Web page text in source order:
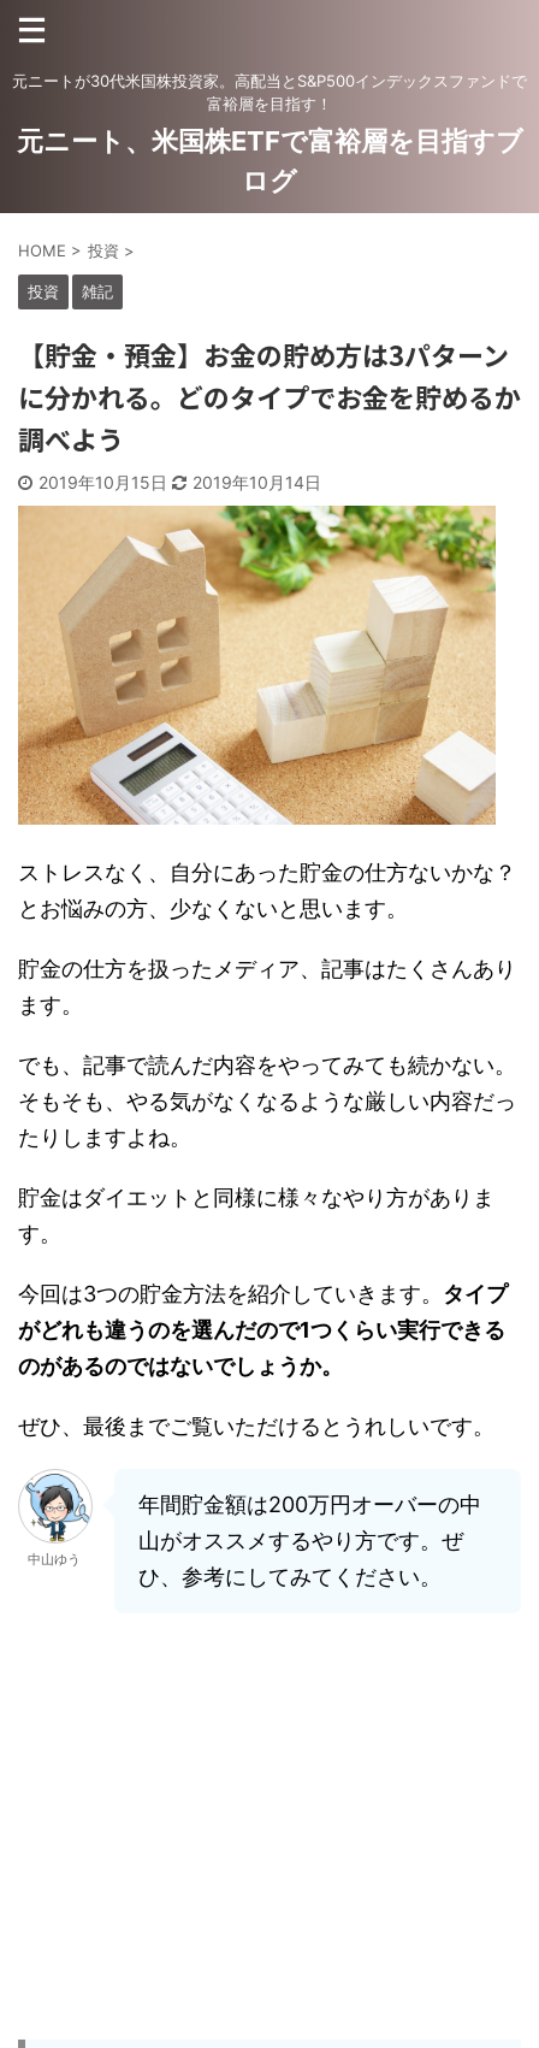
元ニートが30代米国株投資家。高配当とS&P500インデックスファンドで
富裕層を目指す！
元ニート、米国株ETFで富裕層を目指すブ
ログ
HOME > 投資 >
投資 雑記
【貯金・預金】お金の貯め方は3パターン
に分かれる。どのタイプでお金を貯めるか
調べよう
2019年10月15日 2019年10月14日
ストレスなく、自分にあった貯金の仕方ないかな？
とお悩みの方、少なくないと思います。
貯金の仕方を扱ったメディア、記事はたくさんあり
ます。
でも、記事で読んだ内容をやってみても続かない。
そもそも、やる気がなくなるような厳しい内容だっ
たりしますよね。
貯金はダイエットと同様に様々なやり方がありま
す。
今回は3つの貯金方法を紹介していきます。 タイプ
がどれも違うのを選んだので1つくらい実行できる
のがあるのではないでしょうか。
ぜひ、最後までご覧いただけるとうれしいです。
中山ゆう
年間貯金額は200万円オーバーの中
山がオススメするやり方です。ぜ
ひ、参考にしてみてください。